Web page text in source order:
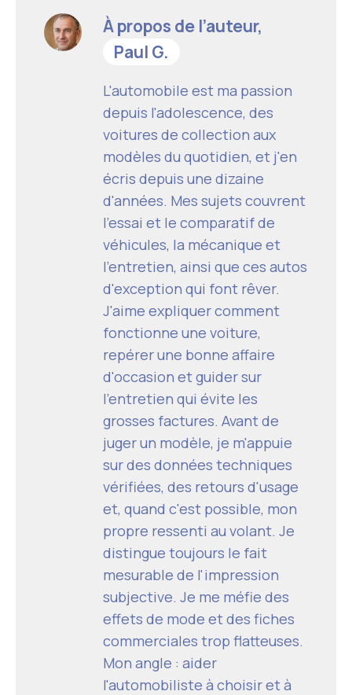
À propos de l’auteur,
Paul G.
L'automobile est ma passion
depuis l'adolescence, des
voitures de collection aux
modèles du quotidien, et j'en
écris depuis une dizaine
d'années. Mes sujets couvrent
l'essai et le comparatif de
véhicules, la mécanique et
l'entretien, ainsi que ces autos
d'exception qui font rêver.
J'aime expliquer comment
fonctionne une voiture,
repérer une bonne affaire
d'occasion et guider sur
l'entretien qui évite les
grosses factures. Avant de
juger un modèle, je m'appuie
sur des données techniques
vérifiées, des retours d'usage
et, quand c'est possible, mon
propre ressenti au volant. Je
distingue toujours le fait
mesurable de l'impression
subjective. Je me méfie des
effets de mode et des fiches
commerciales trop flatteuses.
Mon angle : aider
l'automobiliste à choisir et à